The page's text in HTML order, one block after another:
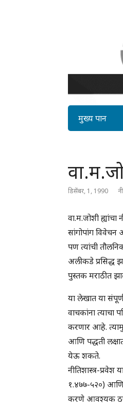
मुख्य पान
डिसेंबर, 1, 1990
वा.म.जोशी ह्यांचा
सांगोपांग विवेचन
पण त्यांची
अलीकडे प्रसिद्ध
पुस्तक मराठीत
या लेखात या
वाचकांना त्याचा
करणार आहे.
आणि पद्धती
येऊ शकते.
नीतिशास्त्र-
१.४७७-५२०) आणि
करणे आवश्यक